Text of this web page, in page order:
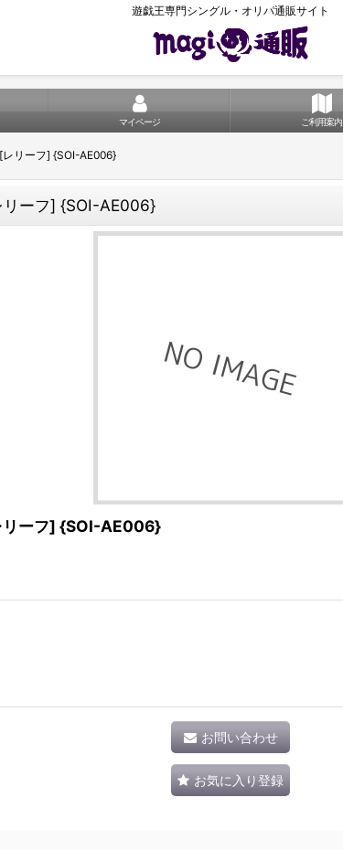
遊戯王専門シングル・オリパ通販サイト
マイページ ご利用案内
レリーフ] {SOI-AE006}
リーフ] {SOI-AE006}
リーフ] {SOI-AE006}
お問い合わせ
お気に入り登録